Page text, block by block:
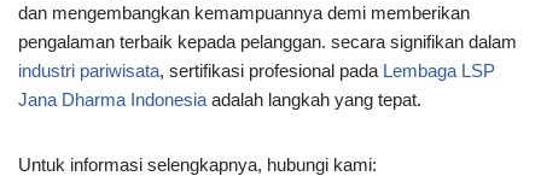
dan mengembangkan kemampuannya demi memberikan
pengalaman terbaik kepada pelanggan. secara signifikan dalam
industri pariwisata, sertifikasi profesional pada Lembaga LSP
Jana Dharma Indonesia adalah langkah yang tepat.
Untuk informasi selengkapnya, hubungi kami: